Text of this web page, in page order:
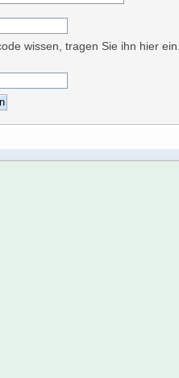
wissen, tragen Sie ihn hier ein.